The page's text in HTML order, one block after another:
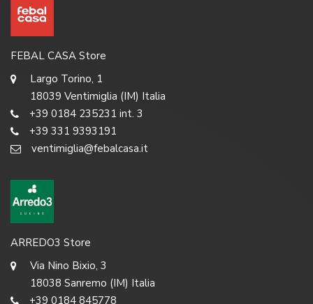
FEBAL CASA Store
Largo Torino, 1
18039 Ventimiglia (IM) Italia
+39 0184 235231 int. 3
+39 331 9393191
ventimiglia@febalcasa.it
ARREDO3 Store
Via Nino Bixio, 3
18038 Sanremo (IM) Italia
+39 0184 845778